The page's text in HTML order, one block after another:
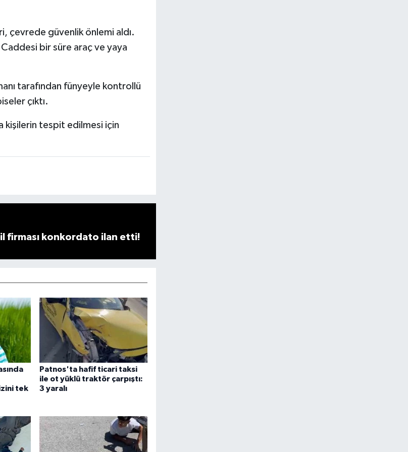
çevrede güvenlik önlemi aldı.
bir süre araç ve yaya
tarafından fünyeyle kontrollü
çıktı.
kişilerin tespit edilmesi için
firması konkordato ilan etti!
tek
Patnos'ta hafif ticari taksi
ile ot yüklü traktör çarpıştı:
3 yaralı